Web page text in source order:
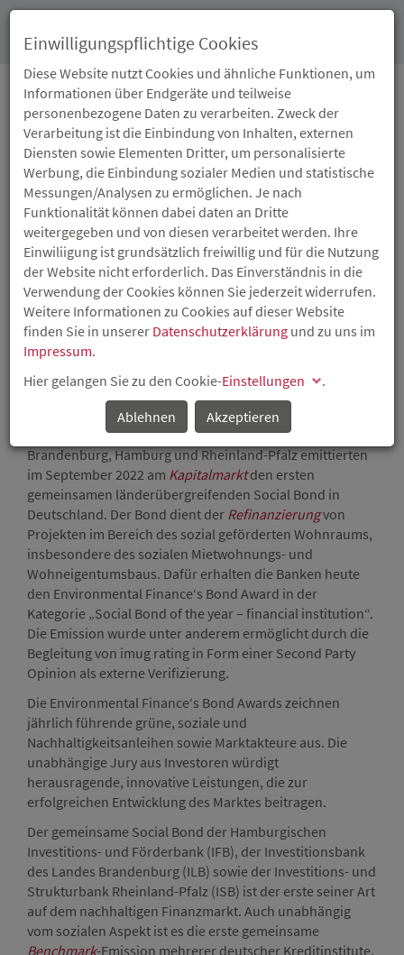
06.04.2023
ERSTE DEUTSCHE
SOZIALE
GEMEINSCHAFTSANLEIHE
GEWINNT
ENVIRONMENTAL
FINANCE‘S BOND
AWARD 2023
Die Förderbanken der deutschen Bundesländer
Brandenburg, Hamburg und Rheinland-Pfalz emittierten
im September 2022 am Kapitalmarktden ersten
gemeinsamen länderübergreifenden Social Bond in
Deutschland. Der Bond dient der Refinanzierungvon
Projekten im Bereich des sozial geförderten Wohnraums,
insbesondere des sozialen Mietwohnungs- und
Wohneigentumsbaus. Dafür erhalten die Banken heute
den Environmental Finance‘s Bond Award in der
Kategorie „Social Bond of the year – financial institution“.
Die Emission wurde unter anderem ermöglicht durch die
Begleitung von imug rating in Form einer Second Party
Opinion als externe Verifizierung.
Die Environmental Finance‘s Bond Awards zeichnen
jährlich führende grüne, soziale und
Nachhaltigkeitsanleihen sowie Marktakteure aus. Die
unabhängige Jury aus Investoren würdigt
herausragende, innovative Leistungen, die zur
erfolgreichen Entwicklung des Marktes beitragen.
Der gemeinsame Social Bond der Hamburgischen
Investitions- und Förderbank (IFB), der Investitionsbank
des Landes Brandenburg (ILB) sowie der Investitions- und
Strukturbank Rheinland-Pfalz (ISB) ist der erste seiner Art
auf dem nachhaltigen Finanzmarkt. Auch unabhängig
vom sozialen Aspekt ist es die erste gemeinsame
Benchmark-Emission mehrerer deutscher Kreditinstitute.
Einwilligungspflichtige Cookies
Diese Website nutzt Cookies und ähnliche Funktionen, um
Informationen über Endgeräte und teilweise
personenbezogene Daten zu verarbeiten. Zweck der
Verarbeitung ist die Einbindung von Inhalten, externen
Diensten sowie Elementen Dritter, um personalisierte
Werbung, die Einbindung sozialer Medien und statistische
Messungen/Analysen zu ermöglichen. Je nach
Funktionalität können dabei daten an Dritte
weitergegeben und von diesen verarbeitet werden. Ihre
Einwiliigung ist grundsätzlich freiwillig und für die Nutzung
der Website nicht erforderlich. Das Einverständnis in die
Verwendung der Cookies können Sie jederzeit widerrufen.
Weitere Informationen zu Cookies auf dieser Website
finden Sie in unserer Datenschutzerklärung und zu uns im
Impressum.
Hier gelangen Sie zu den Cookie-Einstellungen
.
Ablehnen
Akzeptieren